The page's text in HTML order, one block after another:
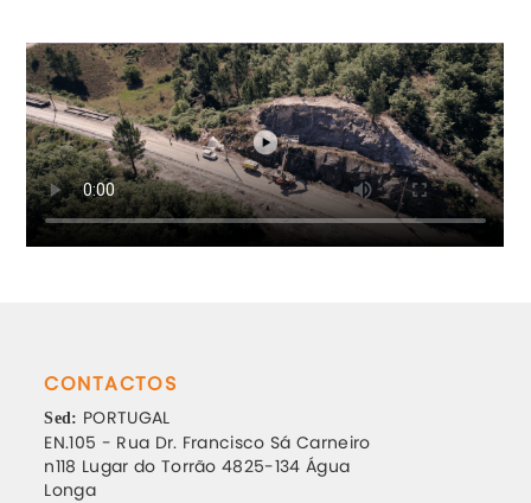
CONTACTOS
Sed: PORTUGAL
EN.105 - Rua Dr. Francisco Sá Carneiro
n118 Lugar do Torrão 4825-134 Água
Longa